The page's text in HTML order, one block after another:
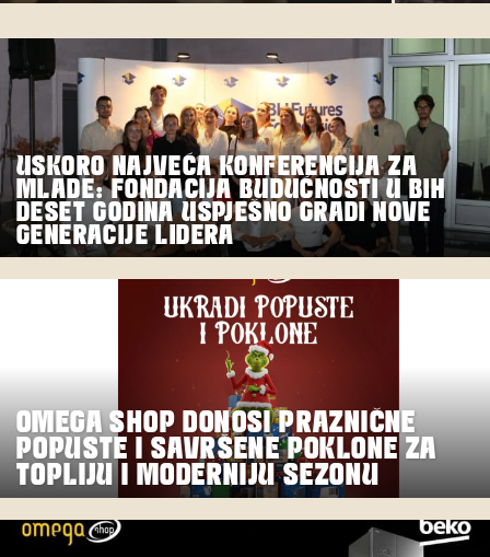
USKORO NAJVEĆA KONFERENCIJA ZA
MLADE: FONDACIJA BUDUĆNOSTI U BIH
DESET GODINA USPJEŠNO GRADI NOVE
GENERACIJE LIDERA
OMEGA SHOP DONOSI PRAZNIČNE
POPUSTE I SAVRŠENE POKLONE ZA
TOPLIJU I MODERNIJU SEZONU